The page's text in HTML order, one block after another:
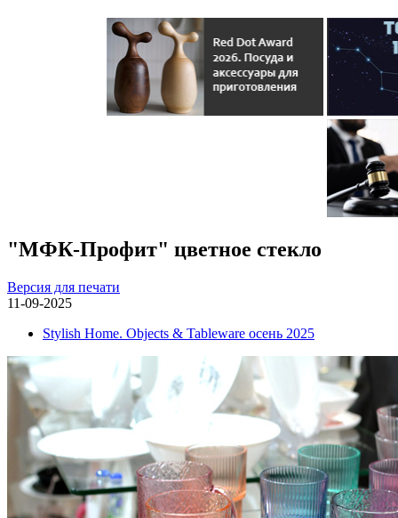
"МФК-Профит" цветное стекло
Версия для печати
11-09-2025
Stylish Home. Objects & Tableware осень 2025